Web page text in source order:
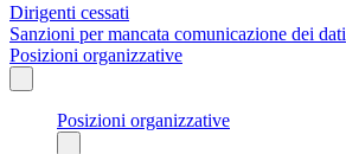
Dirigenti cessati
Sanzioni per mancata comunicazione dei dati
Posizioni organizzative
Posizioni organizzative